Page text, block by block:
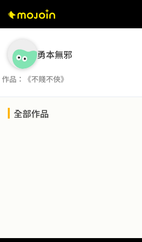
勇本無邪
作品：《不賤不俠》
全部作品